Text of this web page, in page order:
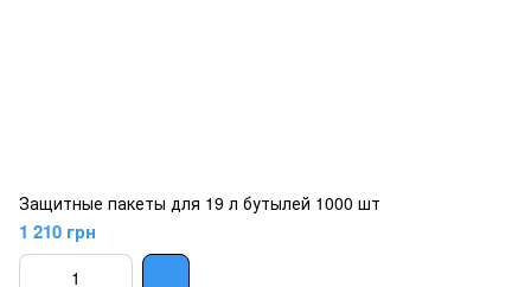
Защитные пакеты для 19 л бутылей 1000 шт
1 210 грн